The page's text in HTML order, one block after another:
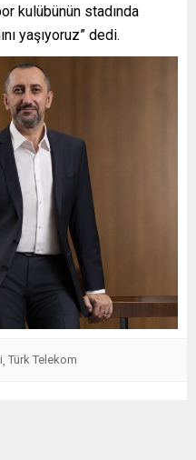
kulübünün stadında
yaşıyoruz” dedi.
Türk Telekom